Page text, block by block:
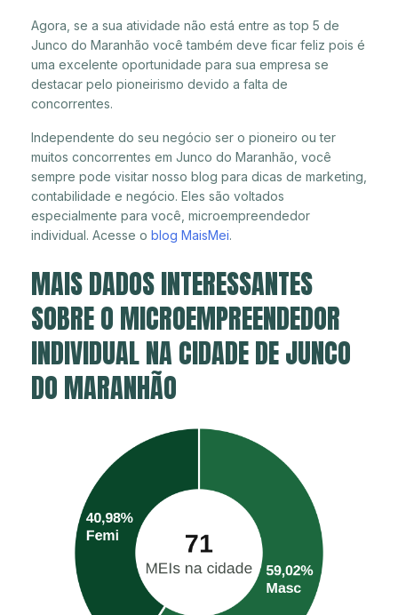
Agora, se a sua atividade não está entre as top 5 de
Junco do Maranhão você também deve ficar feliz pois é
uma excelente oportunidade para sua empresa se
destacar pelo pioneirismo devido a falta de
concorrentes.
Independente do seu negócio ser o pioneiro ou ter
muitos concorrentes em Junco do Maranhão, você
sempre pode visitar nosso blog para dicas de marketing,
contabilidade e negócio. Eles são voltados
especialmente para você, microempreendedor
individual. Acesse o blog MaisMei.
MAIS DADOS INTERESSANTES
SOBRE O MICROEMPREENDEDOR
INDIVIDUAL NA CIDADE DE JUNCO
DO MARANHÃO